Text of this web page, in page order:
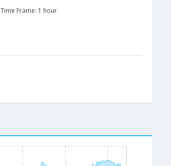
Time Frame: 1 hour